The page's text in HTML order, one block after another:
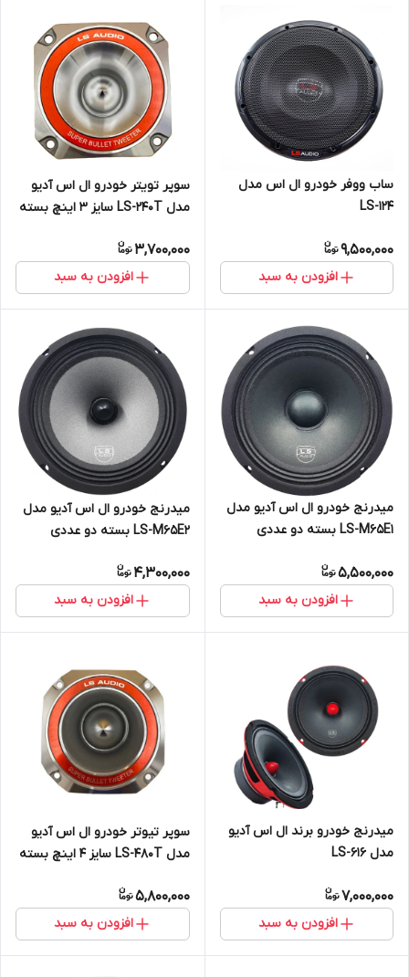
ساب ووفر خودرو ال اس مدل
LS-124
9,500,000
افزودن به سبد
سوپر تویتر خودرو ال اس آدیو
مدل LS-240T سایز 3 اینچ بسته
3,700,000
افزودن به سبد
میدرنج خودرو ال اس آدیو مدل
LS-M65E1 بسته دو عددی
5,500,000
افزودن به سبد
میدرنج خودرو ال اس آدیو مدل
LS-M65E2 بسته دو عددی
4,300,000
افزودن به سبد
میدرنج خودرو برند ال اس آدیو
مدل LS-616
7,000,000
افزودن به سبد
سوپر تیوتر خودرو ال اس آدیو
مدل LS-480T سایز 4 اینچ بسته
5,800,000
افزودن به سبد